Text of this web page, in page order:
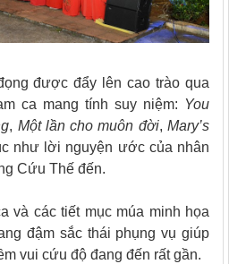
được đẩy lên cao trào qua
ca mang tính suy niệm: You
, Một lần cho muôn đời,Mary’s
như lời nguyện ước của nhân
Cứu Thế đến.
và các tiết mục múa minh họa
đậm sắc thái phụng vụ giúp
vui cứu độ đang đến rất gần.